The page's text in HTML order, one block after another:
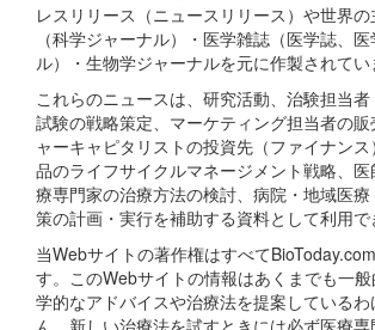
レスリリース（ニュースリリース）や世界
（科学ジャーナル）・医学雑誌（医学誌、
ル）・生物学ジャーナルを元に作製されてい
これらのニュースは、研究活動、治験担当
試験の戦略策定、マーケティング担当者の
ャーキャピタリストの投資先（ファイナン
品のライフサイクルマネージメント戦略、
療専門家の治療方法の検討、病院・地域医
策の計画・実行を補助する資料として利用で
当Webサイトの著作権はすべて
す。このWebサイトの情報はあくまでも一
学的なアドバイスや治療法を提案している